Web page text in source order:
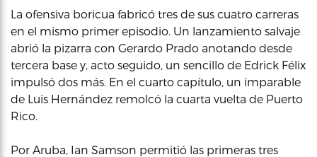
La ofensiva boricua fabricó tres de sus cuatro carreras
en el mismo primer episodio. Un lanzamiento salvaje
abrió la pizarra con Gerardo Prado anotando desde
tercera base y, acto seguido, un sencillo de Edrick Félix
impulsó dos más. En el cuarto capítulo, un imparable
de Luis Hernández remolcó la cuarta vuelta de Puerto
Rico.
Por Aruba, Ian Samson permitió las primeras tres